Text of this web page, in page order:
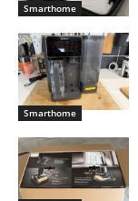
Smarthome
Smarthome